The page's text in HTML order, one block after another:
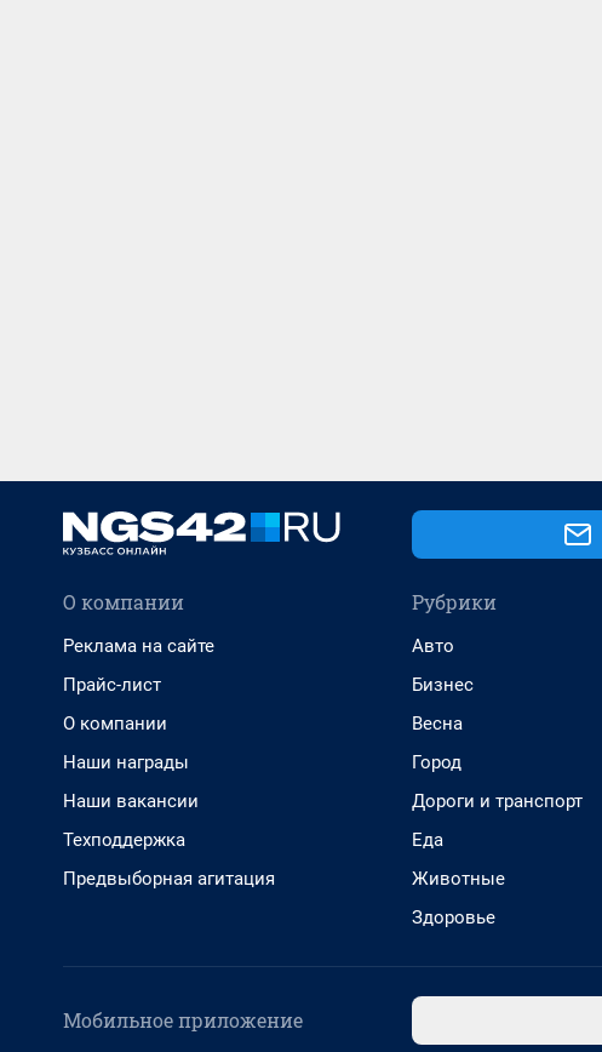
О компании
Реклама на сайте
Прайс-лист
О компании
Наши награды
Наши вакансии
Техподдержка
Предвыборная агитация
Рубрики
Авто
Бизнес
Весна
Город
Дороги и транспорт
Еда
Животные
Здоровье
Мобильное приложение